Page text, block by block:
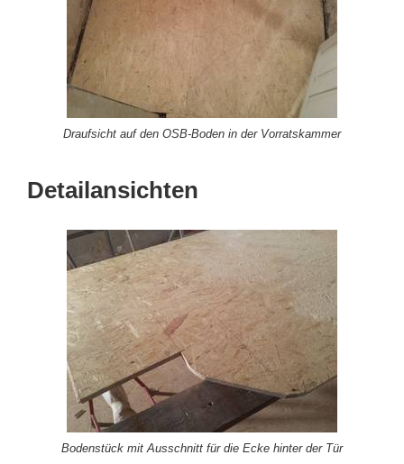
Draufsicht auf den OSB-Boden in der Vorratskammer
Detailansichten
Bodenstück mit Ausschnitt für die Ecke hinter der Tür